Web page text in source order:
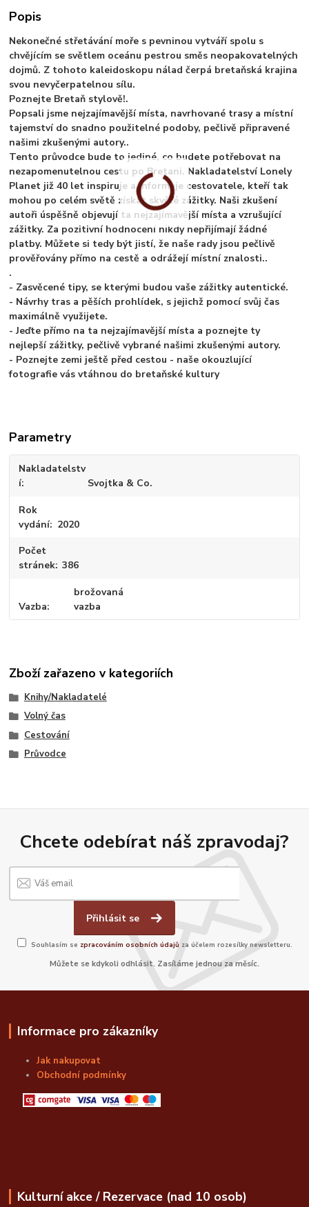
Popis
Nekonečné střetávání moře s pevninou vytváří spolu s
chvějícím se světlem oceánu pestrou směs neopakovatelných
dojmů. Z tohoto kaleidoskopu nálad čerpá bretaňská krajina
svou nevyčerpatelnou sílu.
Poznejte Bretaň stylově!.
Popsali jsme nejzajímavější místa, navrhované trasy a místní
tajemství do snadno použitelné podoby, pečlivě připravené
našimi zkušenými autory..
Tento průvodce bude to jediné, co budete potřebovat na
nezapomenutelnou cestu po Bretani. Nakladatelství Lonely
Planet již 40 let inspiruje a informuje cestovatele, kteří tak
mohou po celém světě získat skvělé zážitky. Naši zkušení
autoři úspěšně objevují ta nejzajímavější místa a vzrušující
zážitky. Za pozitivní hodnocení nikdy nepřijímají žádné
platby. Můžete si tedy být jistí, že naše rady jsou pečlivě
prověřovány přímo na cestě a odrážejí místní znalosti..
.
- Zasvěcené tipy, se kterými budou vaše zážitky autentické.
- Návrhy tras a pěších prohlídek, s jejichž pomocí svůj čas
maximálně využijete.
- Jeďte přímo na ta nejzajímavější místa a poznejte ty
nejlepší zážitky, pečlivě vybrané našimi zkušenými autory.
- Poznejte zemi ještě před cestou - naše okouzlující
fotografie vás vtáhnou do bretaňské kultury
Parametry
Nakladatelstv
í
Svojtka & Co.
Rok
vydání
2020
Počet
stránek 386
Vazba
brožovaná
vazba
Zboží zařazeno v kategoriích
Knihy/Nakladatelé
Volný čas
Cestování
Průvodce
Chcete odebírat náš zpravodaj?
Přihlásit se
Souhlasím se zpracováním osobních údajů za účelem rozesílky newsletteru.
Můžete se kdykoli odhlásit. Zasíláme jednou za měsíc.
Informace pro zákazníky
Jak nakupovat
Obchodní podmínky
Kulturní akce / Rezervace (nad 10 osob)